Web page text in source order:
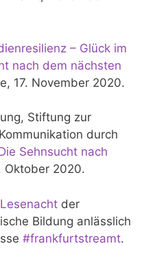
– Glück im
nach dem nächsten
17. November 2020.
Stiftung zur
durch
Sehnsucht nach
Oktober 2020.
der
Bildung anlässlich
#frankfurtstreamt.